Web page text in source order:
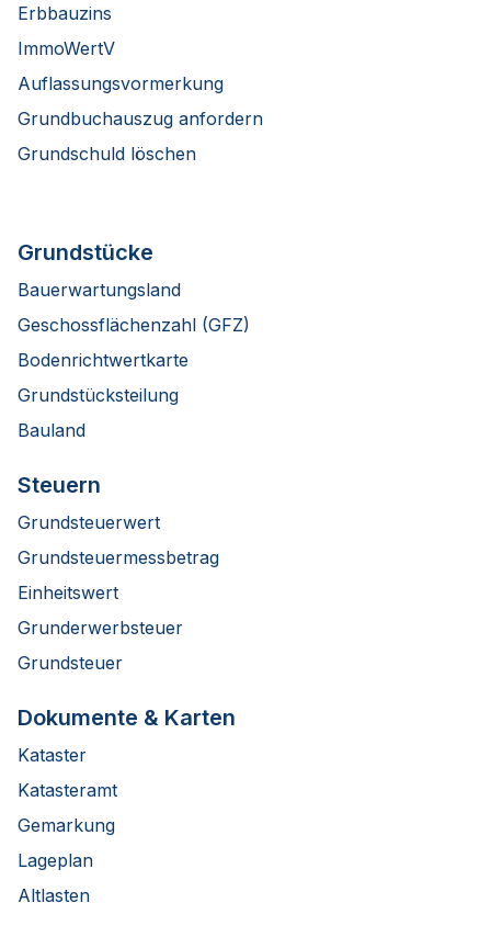
Erbbauzins
ImmoWertV
Auflassungsvormerkung
Grundbuchauszug anfordern
Grundschuld löschen
Grundstücke
Bauerwartungsland
Geschossflächenzahl (GFZ)
Bodenrichtwertkarte
Grundstücksteilung
Bauland
Steuern
Grundsteuerwert
Grundsteuermessbetrag
Einheitswert
Grunderwerbsteuer
Grundsteuer
Dokumente & Karten
Kataster
Katasteramt
Gemarkung
Lageplan
Altlasten